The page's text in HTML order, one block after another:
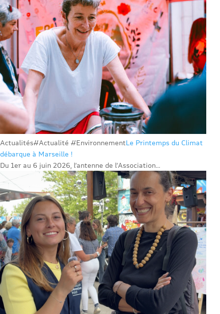
Actualités#Actualité #EnvironnementLe Printemps du Climat
débarque à Marseille !
Du 1er au 6 juin 2026, l’antenne de l’Association...